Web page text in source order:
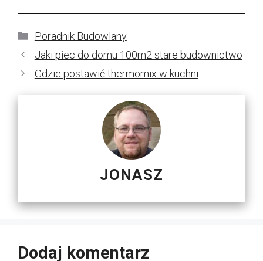
Kategorie
Poradnik Budowlany
Jaki piec do domu 100m2 stare budownictwo
Gdzie postawić thermomix w kuchni
JONASZ
Dodaj komentarz